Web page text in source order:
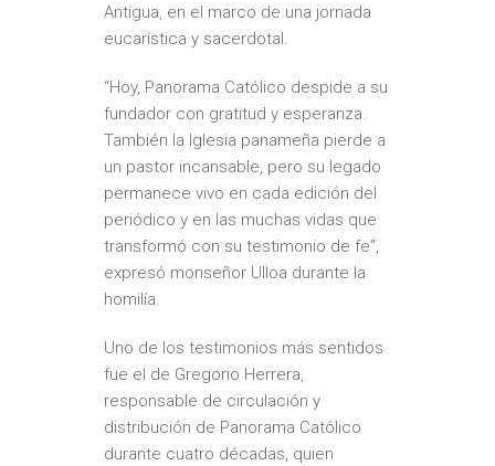
Antigua, en el marco de una jornada
eucarística y sacerdotal.
“Hoy, Panorama Católico despide a su
fundador con gratitud y esperanza.
También la Iglesia panameña pierde a
un pastor incansable, pero su legado
permanece vivo en cada edición del
periódico y en las muchas vidas que
transformó con su testimonio de fe”,
expresó monseñor Ulloa durante la
homilía.
Uno de los testimonios más sentidos
fue el de Gregorio Herrera,
responsable de circulación y
distribución de Panorama Católico
durante cuatro décadas, quien